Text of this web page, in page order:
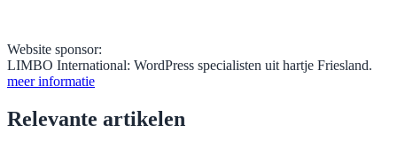
Website sponsor:
LIMBO International: WordPress specialisten uit hartje Friesland.
meer informatie
Relevante artikelen